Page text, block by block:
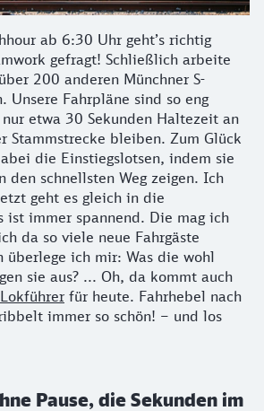
ab 6:30 Uhr geht’s richtig
gefragt! Schließlich arbeite
200 anderen Münchner S-
Unsere Fahrpläne sind so eng
etwa 30 Sekunden Haltezeit an
Stammstrecke bleiben. Zum Glück
die Einstiegslotsen, indem sie
den schnellsten Weg zeigen. Ich
geht es gleich in die
ist immer spannend. Die mag ich
da so viele neue Fahrgäste
überlege ich mir: Was die wohl
sie aus? ... Oh, da kommt auch
Lokführer für heute. Fahrhebel nach
immer so schön! – und los
Pause, die Sekunden im